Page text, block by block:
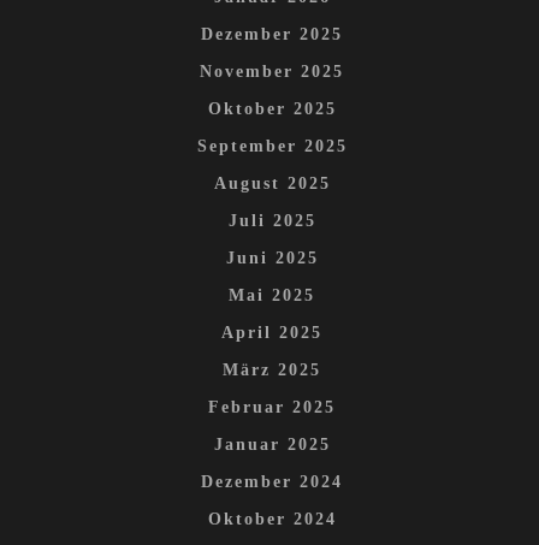
Dezember 2025
November 2025
Oktober 2025
September 2025
August 2025
Juli 2025
Juni 2025
Mai 2025
April 2025
März 2025
Februar 2025
Januar 2025
Dezember 2024
Oktober 2024